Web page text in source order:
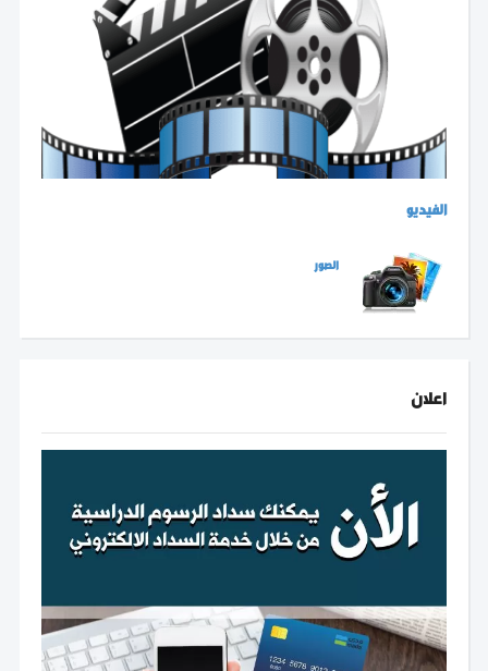
الفيديو
الصور
اعلان